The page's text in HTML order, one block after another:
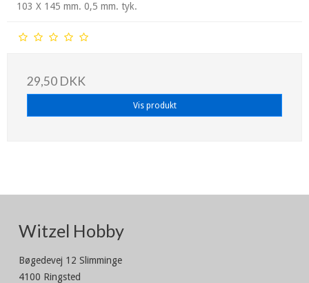
103 X 145 mm. 0,5 mm. tyk.
29,50 DKK
Vis produkt
Witzel Hobby
Bøgedevej 12 Slimminge
4100 Ringsted